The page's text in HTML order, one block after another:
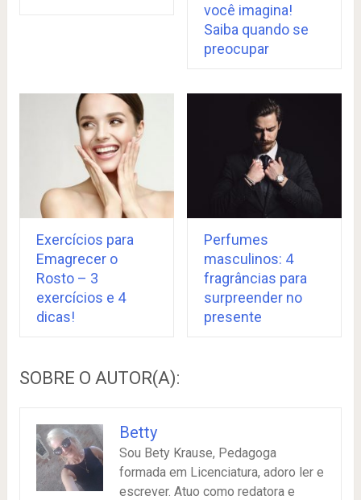
você imagina!
Saiba quando se
preocupar
Exercícios para
Emagrecer o
Rosto – 3
exercícios e 4
dicas!
Perfumes
masculinos: 4
fragrâncias para
surpreender no
presente
SOBRE O AUTOR(A):
Betty
Sou Bety Krause, Pedagoga
formada em Licenciatura, adoro ler e
escrever. Atuo como redatora e